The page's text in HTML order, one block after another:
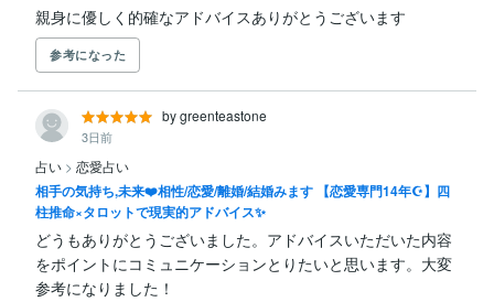
親身に優しく的確なアドバイスありがとうございます
参考になった
by greenteastone
3日前
占い > 恋愛占い
相手の気持ち,未来❤️相性/恋愛/離婚/結婚みます 【恋愛専門14年☪️】四
柱推命×タロットで現実的アドバイス✨
どうもありがとうございました。アドバイスいただいた内容
をポイントにコミュニケーションとりたいと思います。大変
参考になりました！